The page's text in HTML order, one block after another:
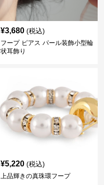
¥3,680 (税込)
フープ ピアス パール装飾小型輪
状耳飾り
¥5,220 (税込)
上品輝きの真珠環フープ